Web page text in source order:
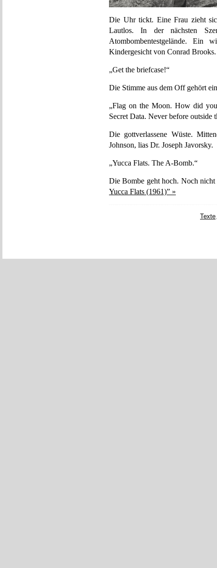
Die Uhr tickt. Eine Frau zieht
Lautlos. In der nächsten
Atombombentestgelände. Ein
Kindergesicht von Conrad
„Get the briefcase!“
Die Stimme aus dem Off gehört
„Flag on the Moon. How did
Secret Data. Never before
Die gottverlassene Wüste.
Johnson, lias Dr. Joseph Javorsky.
„Yucca Flats. The A-Bomb.“
Die Bombe geht hoch. Noch
Yucca Flats (1961)” »
Texte,